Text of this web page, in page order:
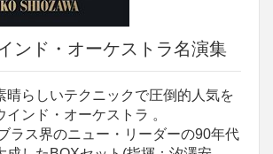
ンド・オーケストラ名演集
晴らしいテクニックで圧倒的人気を
ンド・オーケストラ 。
ラス界のニュー・リーダーの90年代